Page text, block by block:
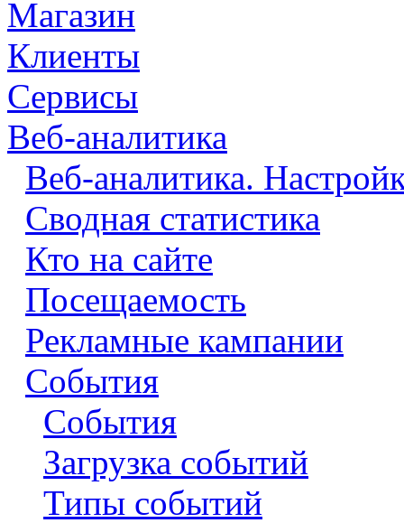
Магазин
Клиенты
Сервисы
Веб-аналитика
Веб-аналитика.
Сводная статистика
Кто на сайте
Посещаемость
Рекламные кампании
События
События
Загрузка событий
Типы событий